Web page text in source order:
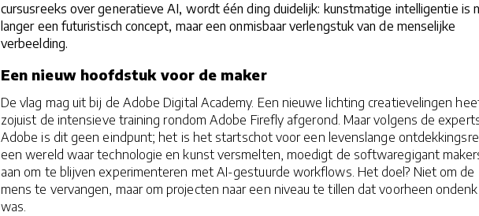
cursusreeks over generatieve AI, wordt één ding duidelijk: kunstmatige intelligentie is
langer een futuristisch concept, maar een onmisbaar verlengstuk van de menselijke
verbeelding.
Een nieuw hoofdstuk voor de maker
De vlag mag uit bij de Adobe Digital Academy. Een nieuwe lichting creatievelingen
zojuist de intensieve training rondom Adobe Firefly afgerond. Maar volgens de
Adobe is dit geen eindpunt; het is het startschot voor een levenslange
een wereld waar technologie en kunst versmelten, moedigt de softwaregigant
aan om te blijven experimenteren met AI-gestuurde workflows. Het doel? Niet om de
mens te vervangen, maar om projecten naar een niveau te tillen dat voorheen
was.